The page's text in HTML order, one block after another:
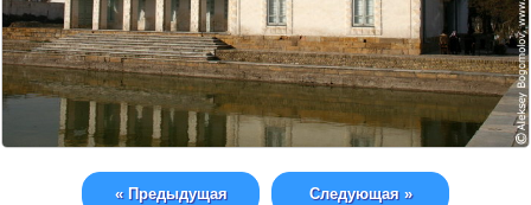
« Предыдущая Следующая »